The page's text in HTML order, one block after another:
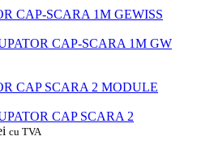
CAP-SCARA 1M GW
CAP SCARA 2
cu TVA